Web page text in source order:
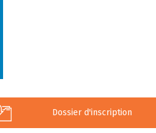
Dossier d'inscription